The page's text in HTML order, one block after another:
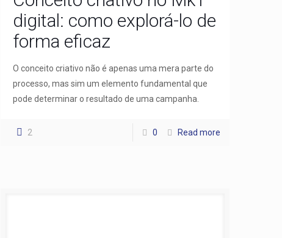
digital: como explorá-lo de
forma eficaz
O conceito criativo não é apenas uma mera parte do
processo, mas sim um elemento fundamental que
pode determinar o resultado de uma campanha.
2 0 Read more